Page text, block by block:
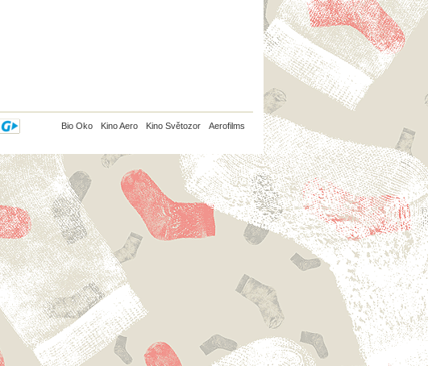
Bio Oko Kino Aero Kino Světozor Aerofilms